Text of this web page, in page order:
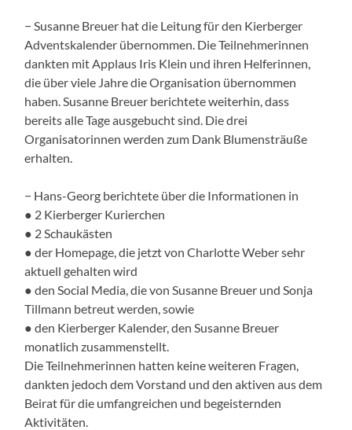
− Susanne Breuer hat die Leitung für den Kierberger
Adventskalender übernommen. Die Teilnehmerinnen
dankten mit Applaus Iris Klein und ihren Helferinnen,
die über viele Jahre die Organisation übernommen
haben. Susanne Breuer berichtete weiterhin, dass
bereits alle Tage ausgebucht sind. Die drei
Organisatorinnen werden zum Dank Blumensträuße
erhalten.
− Hans-Georg berichtete über die Informationen in
● 2 Kierberger Kurierchen
● 2 Schaukästen
● der Homepage, die jetzt von Charlotte Weber sehr
aktuell gehalten wird
● den Social Media, die von Susanne Breuer und Sonja
Tillmann betreut werden, sowie
● den Kierberger Kalender, den Susanne Breuer
monatlich zusammenstellt.
Die Teilnehmerinnen hatten keine weiteren Fragen,
dankten jedoch dem Vorstand und den aktiven aus dem
Beirat für die umfangreichen und begeisternden
Aktivitäten.